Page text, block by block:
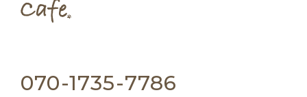
070-1735-7786